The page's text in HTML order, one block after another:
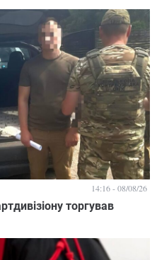
торгував
14:16 - 08/08/26